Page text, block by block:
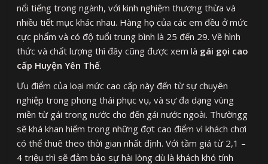
nổi tiếng trong ngành, với kinh nghiệm thượng thừa và
nhiều tiết mục khác nhau. Hàng họ của các em đều ở mức
cực phẩm và có độ tuổi trung bình là 25 đến 29. Về hình
thức và chất lượng thì đây cũng được xem là gái gọi cao
cấp Huyện Yên Thế.
Ưu điểm của loại mức cao cấp này đến từ sự chuyên
nghiệp trong phong thái phục vụ, và sự đa dạng vùng
miền từ gái trong nước cho đến gái nước ngoài. Thườngg
sẽ khá khan hiếm trong những đợt cao điểm vì khách chơi
có thể thuê theo thời gian nhất định. Với tầm giá từ 2,1 –
4 triệu thì sẽ đảm bảo sự hài lòng dù là khách khó tính